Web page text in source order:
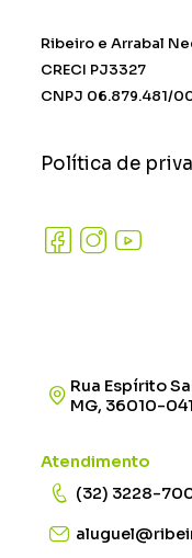
Ribeiro e Arrabal
CRECI PJ3327
CNPJ 06.879.481/
Política de
Rua Espírito
MG, 36010-041
Atendimento
(32) 3228-